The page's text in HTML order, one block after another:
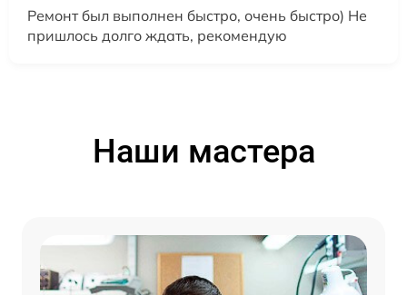
Ремонт был выполнен быстро, очень быстро) Не
пришлось долго ждать, рекомендую
Наши мастера